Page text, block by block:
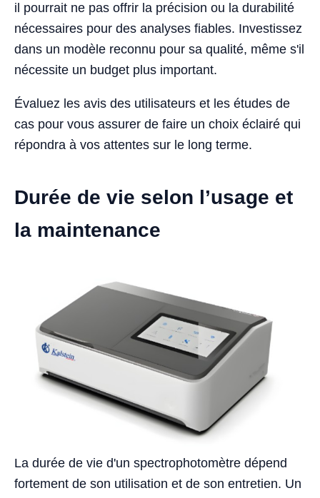
il pourrait ne pas offrir la précision ou la durabilité
nécessaires pour des analyses fiables. Investissez
dans un modèle reconnu pour sa qualité, même s'il
nécessite un budget plus important.
Évaluez les avis des utilisateurs et les études de
cas pour vous assurer de faire un choix éclairé qui
répondra à vos attentes sur le long terme.
Durée de vie selon l’usage et
la maintenance
La durée de vie d'un spectrophotomètre dépend
fortement de son utilisation et de son entretien. Un